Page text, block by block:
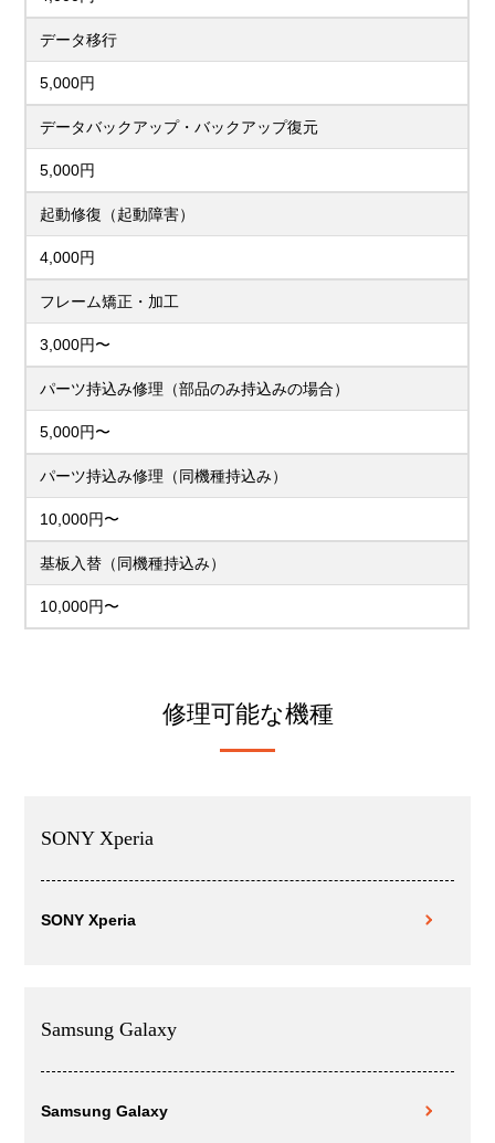
データ移行
5,000円
データバックアップ・バックアップ復元
5,000円
起動修復（起動障害）
4,000円
フレーム矯正・加工
3,000円〜
パーツ持込み修理（部品のみ持込みの場合）
5,000円〜
パーツ持込み修理（同機種持込み）
10,000円〜
基板入替（同機種持込み）
10,000円〜
修理可能な機種
SONY Xperia
SONY Xperia
Samsung Galaxy
Samsung Galaxy